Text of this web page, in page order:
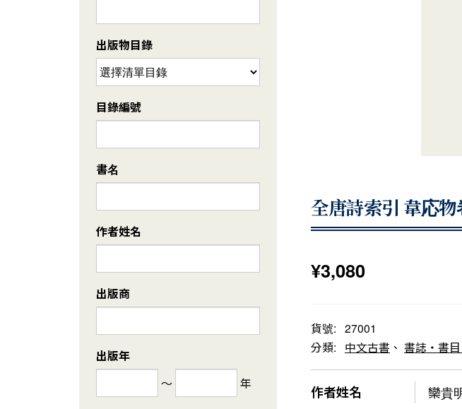
全唐詩索引 韋応物
¥3,080
貨號: 27001
分類:
中文古書 、 書誌・書
作者姓名 欒貴
出版物目錄
目錄編號
書名
作者姓名
出版商
出版年
～
年